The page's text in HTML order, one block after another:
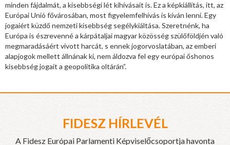
minden fájdalmát, a kisebbségi lét kihívásait is. Ez a képkiállítás, itt, az
Európai Unió fővárosában, most figyelemfelhívás is kíván lenni. Egy
jogaiért küzdő nemzeti kisebbség segélykiáltása. Szeretnénk, ha
Európa is észrevenné a kárpátaljai magyar közösség szülőföldjén való
megmaradásáért vívott harcát, s ennek jogorvoslatában, az emberi
alapjogok mellett állnának ki, nem áldozva fel egy európai őshonos
kisebbség jogait a geopolitika oltárán”.
FIDESZ HÍRLEVÉL
A Fidesz Európai Parlamenti Képviselőcsoportja havonta